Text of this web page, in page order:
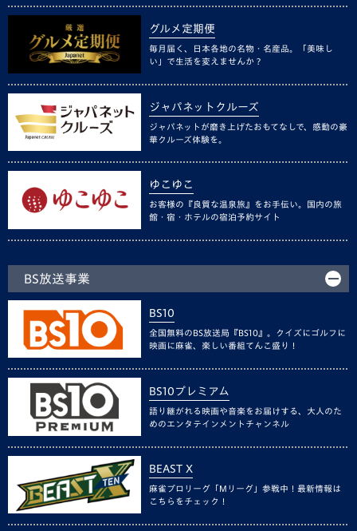
グルメ定期便
毎月届く、日本各地の名物・名産品。「美味し
い」で生活を変えませんか？
ジャパネットクルーズ
ジャパネットが磨き上げたおもてなしで、感動の豪
華クルーズ体験を。
ゆこゆこ
お客様の『良質な温泉旅』をお手伝い。国内の旅
館・宿・ホテルの宿泊予約サイト
BS放送事業
BS10
全国無料のBS放送局『BS10』。クイズにゴルフに
映画に麻雀、楽しい番組てんこ盛り！
BS10プレミアム
語り継がれる映画や音楽をお届けする、大人のた
めのエンタテインメントチャンネル
BEAST X
麻雀プロリーグ「Mリーグ」参戦中！最新情報は
こちらをチェック！